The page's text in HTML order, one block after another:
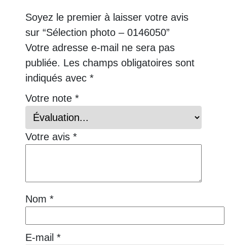
Soyez le premier à laisser votre avis
sur “Sélection photo – 0146050”
Votre adresse e-mail ne sera pas
publiée. Les champs obligatoires sont
indiqués avec *
Votre note *
Votre avis *
Nom *
E-mail *